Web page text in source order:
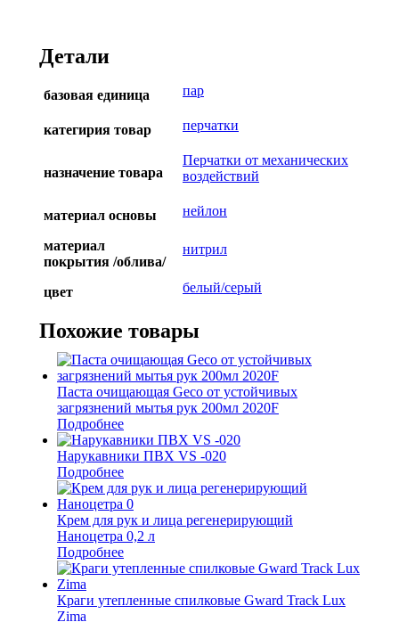
Детали
базовая единица пар
категирия товар перчатки
назначение товара
Перчатки от механических
воздействий
материал основы нейлон
материал
покрытия /облива/
нитрил
цвет белый/серый
Похожие товары
Паста очищающая Geco от устойчивых
загрязнений мытья рук 200мл 2020F
Подробнее
Нарукавники ПВХ VS -020
Подробнее
Крем для рук и лица регенерирующий
Наноцетра 0,2 л
Подробнее
Краги утепленные спилковые Gward Track Lux
Zima